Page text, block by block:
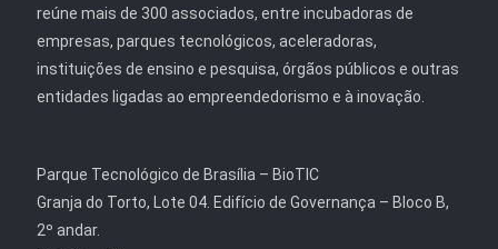
reúne mais de 300 associados, entre incubadoras de
empresas, parques tecnológicos, aceleradoras,
instituições de ensino e pesquisa, órgãos públicos e outras
entidades ligadas ao empreendedorismo e à inovação.
Parque Tecnológico de Brasília – BioTIC
Granja do Torto, Lote 04. Edifício de Governança – Bloco B,
2º andar.